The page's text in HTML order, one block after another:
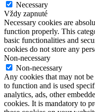
Necessary
Vždy zapnuté
Necessary cookies are
function properly. This
basic functionalities and
cookies do not store any
Non-necessary
Non-necessary
Any cookies that may not
to function and is used
analytics, ads, other
cookies. It is mandatory to